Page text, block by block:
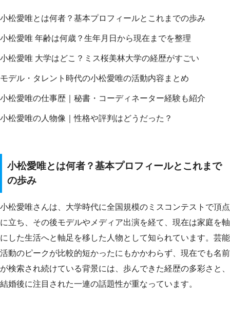
小松愛唯とは何者？基本プロフィールとこれまでの歩み
小松愛唯 年齢は何歳？生年月日から現在までを整理
小松愛唯 大学はどこ？ミス桜美林大学の経歴がすごい
モデル・タレント時代の小松愛唯の活動内容まとめ
小松愛唯の仕事歴｜秘書・コーディネーター経験も紹介
小松愛唯の人物像｜性格や評判はどうだった？
小松愛唯とは何者？基本プロフィールとこれまで
の歩み
小松愛唯さんは、大学時代に全国規模のミスコンテストで頂点
に立ち、その後モデルやメディア出演を経て、現在は家庭を軸
にした生活へと軸足を移した人物として知られています。芸能
活動のピークが比較的短かったにもかかわらず、現在でも名前
が検索され続けている背景には、歩んできた経歴の多彩さと、
結婚後に注目された一連の話題性が重なっています。